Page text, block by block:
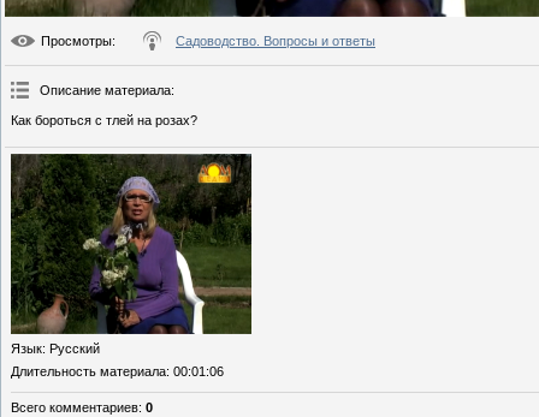
Просмотры: Садоводство. Вопросы и ответы
Описание материала:
Как бороться с тлей на розах?
Язык: Русский
Длительность материала: 00:01:06
Всего комментариев: 0